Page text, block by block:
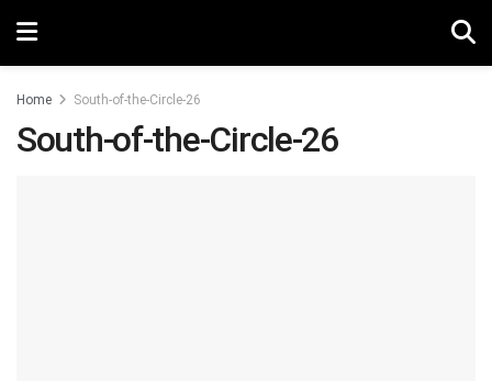
Home South-of-the-Circle-26
South-of-the-Circle-26